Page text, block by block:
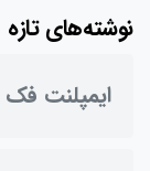
نوشته‌های تازه
ایمپلنت فک